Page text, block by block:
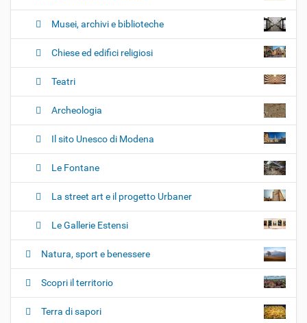
Musei, archivi e biblioteche
Chiese ed edifici religiosi
Teatri
Archeologia
Il sito Unesco di Modena
Le Fontane
La street art e il progetto Urbaner
Le Gallerie Estensi
Natura, sport e benessere
Scopri il territorio
Terra di sapori